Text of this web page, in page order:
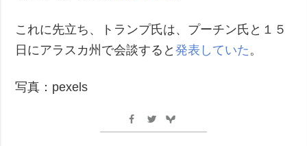
これに先立ち、トランプ氏は、プーチン氏と１５
日にアラスカ州で会談すると発表していた 。
写真：pexels